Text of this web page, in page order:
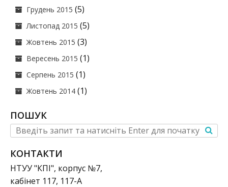
Грудень 2015 (5)
Листопад 2015 (5)
Жовтень 2015 (3)
Вересень 2015 (1)
Серпень 2015 (1)
Жовтень 2014 (1)
ПОШУК
КОНТАКТИ
НТУУ "КПІ", корпус №7,
кабінет 117, 117-А